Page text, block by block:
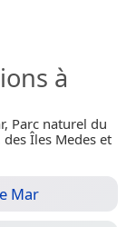
à
Parc naturel du
Îles Medes et
Mar